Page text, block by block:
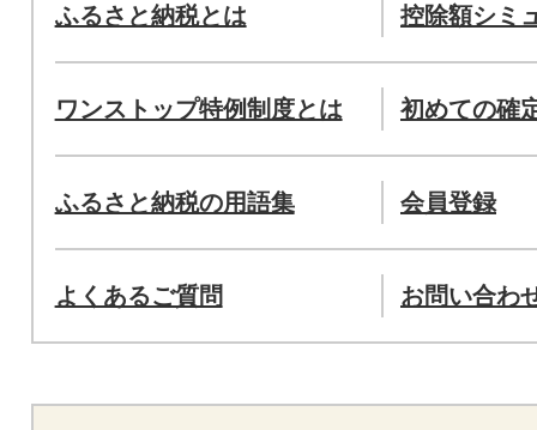
ふるさと納税とは 控除額シミ
ワンストップ特例制度とは 初めての確
ふるさと納税の用語集 会員登録
よくあるご質問 お問い合わ